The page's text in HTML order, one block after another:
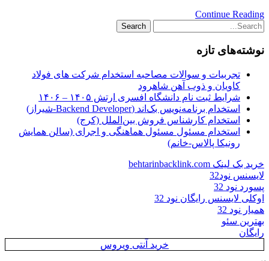
Continue Reading
نوشته‌های تازه
تجربیات و سوالات مصاحبه استخدام شرکت های فولاد
کاویان و ذوب آهن شاهرود
شرایط ثبت نام دانشگاه افسری ارتش ۱۴۰۵ – ۱۴۰۶
استخدام برنامه‌نویس بک‌اند (Backend Developer-شیراز)
استخدام کارشناس فروش بین‌الملل (کرج)
استخدام مسئول مسئول هماهنگی و اجرای (سالن همایش
رونیکا پالاس-خانم)
خرید بک لینک behtarinbacklink.com
لایسنس نود32
پسورد نود 32
اوکلی لایسنس رایگان نود 32
همیار نود 32
بهترین سئو
رایگان
خرید آنتی ویروس